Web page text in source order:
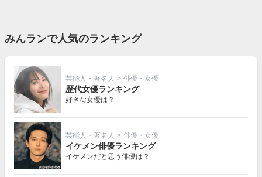
みんランで人気のランキング
芸能人・著名人 > 俳優・女優
歴代女優ランキング
好きな女優は？
芸能人・著名人 > 俳優・女優
イケメン俳優ランキング
イケメンだと思う俳優は？